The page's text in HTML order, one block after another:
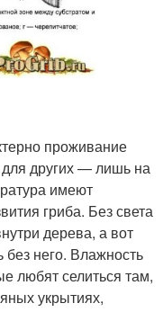
проживание
других — лишь на
имеют
гриба. Без света
дерева, а вот
без него. Влажность
любят селиться там,
укрытиях,